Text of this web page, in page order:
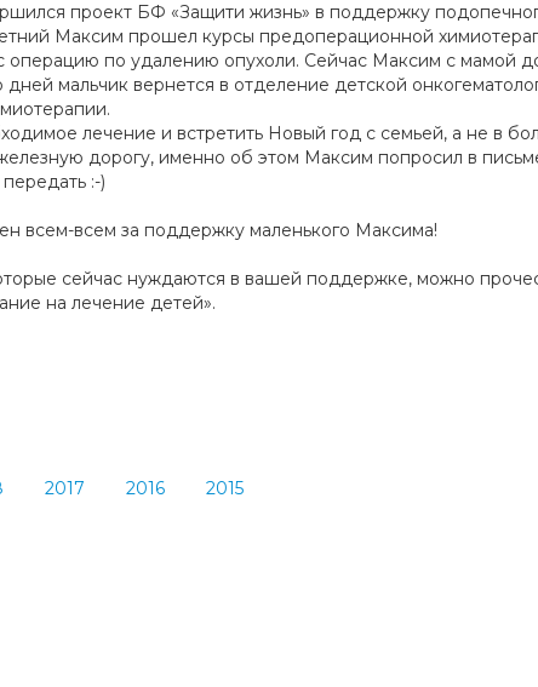
проект БФ «Защити жизнь» в поддержку
Максим прошел курсы предоперационной
по удалению опухоли. Сейчас Максим с мамой
дней мальчик вернется в отделение детской
лечение и встретить Новый год с семьей, а не в
дорогу, именно об этом Максим попросил в
:-)
всем-всем за поддержку маленького Максима!
сейчас нуждаются в вашей поддержке, можно
на лечение детей».
2017 2016 2015